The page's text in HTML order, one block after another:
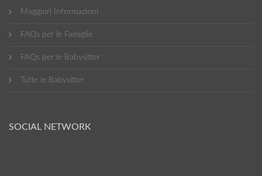
Maggiori Informazioni
FAQs per le Famiglie
FAQs per le Babysitter
Tutte le Babysitter
SOCIAL NETWORK